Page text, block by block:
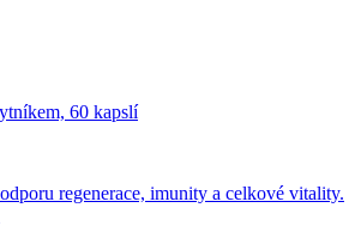
60 kapslí
regenerace, imunity a celkové vitality.